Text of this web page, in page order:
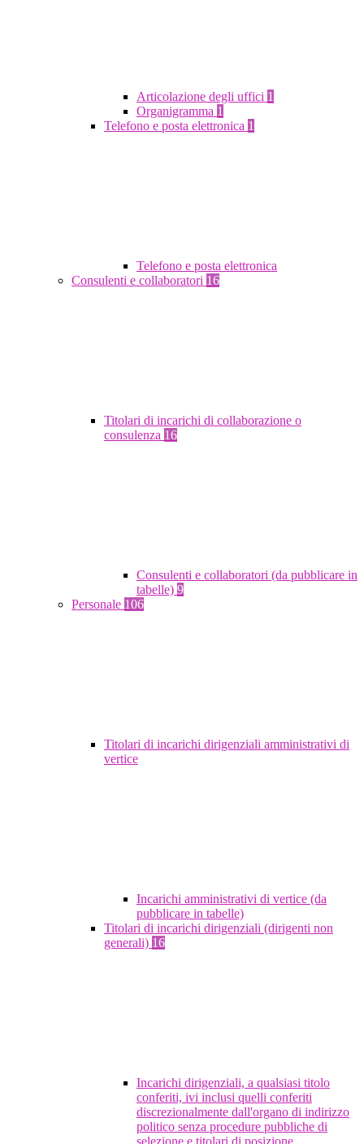
Articolazione degli uffici 1
Organigramma 1
Telefono e posta elettronica 1
Telefono e posta elettronica
Consulenti e collaboratori 16
Titolari di incarichi di collaborazione o
consulenza 16
Consulenti e collaboratori (da pubblicare in
tabelle) 9
Personale 106
Titolari di incarichi dirigenziali amministrativi di
vertice
Incarichi amministrativi di vertice (da
pubblicare in tabelle)
Titolari di incarichi dirigenziali (dirigenti non
generali) 16
Incarichi dirigenziali, a qualsiasi titolo
conferiti, ivi inclusi quelli conferiti
discrezionalmente dall'organo di indirizzo
politico senza procedure pubbliche di